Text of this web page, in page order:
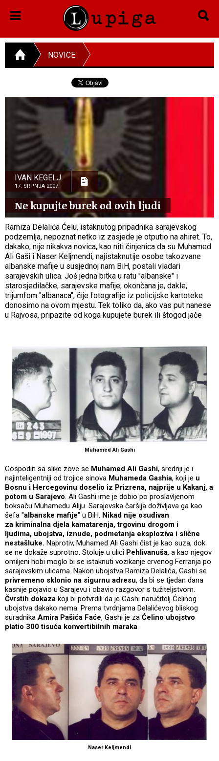
NOVICE
IVAN KEGELJ
17. SRPNJA 2007.
Ne kupujte burek od ovih ljudi
Ramiza Delalića Ćelu, istaknutog pripadnika sarajevskog
podzemlja, nepoznat netko iz zasjede je otputio na ahiret. To,
dakako, nije nikakva novica, kao niti činjenica da su Muhamed
Ali Gaši i Naser Keljmendi, najistaknutije osobe takozvane
albanske mafije u susjednoj nam BiH, postali vladari
sarajevskih ulica. Još jedna bitka u ratu "albanske" i
starosjedilačke, sarajevske mafije, okončana je, dakle,
trijumfom "albanaca", čije fotografije iz policijske kartoteke
donosimo na ovom mjestu. Tek toliko da, ako vas put nanese
u Rajvosa, pripazite od koga kupujete burek ili štogod jače
Muhamed Ali Gashi
Gospodin sa slike zove se Muhamed Ali Gashi, srednji je i
najinteligentniji od trojice sinova Muhameda Gashia, koji je u
Bosnu i Hercegovinu doselio iz Prizrena, najprije u Kakanj, a
potom u Sarajevo. Ali Gashi ime je dobio po proslavljenom
boksaču Muhamedu Aliju. Sarajevska čaršija doživljava ga kao
šefa "albanske mafije" u BiH. Nikad nije osuđivan
za kriminalna djela kamatarenja, trgovinu drogom i
ljudima, ubojstva, iznude, podmetanja eksploziva i slične
nestašluke. Naprotiv, Muhamed Ali Gashi čist je kao suza, dok
se ne dokaže suprotno. Stoluje u ulici Pehlivanuša, a kao njegov
omiljeni hobi moglo bi se istaknuti vozikanje crvenog Ferrarija po
sarajevskim ulicama. Nakon ubojstva Ramiza Delalića, Gashi se
privremeno sklonio na sigurnu adresu, da bi se tjedan dana
kasnije pojavio u Sarajevu i obavio razgovor s tužiteljstvom.
Čvrstih dokaza koji bi potvrdili da je Gashi naručitelj Ćelinog
ubojstva dakako nema. Prema tvrdnjama Delalićevog bliskog
suradnika Amira Pašića Faće, Gashi je za Ćelino ubojstvo
platio 300 tisuća konvertibilnih maraka.
Naser Keljmendi